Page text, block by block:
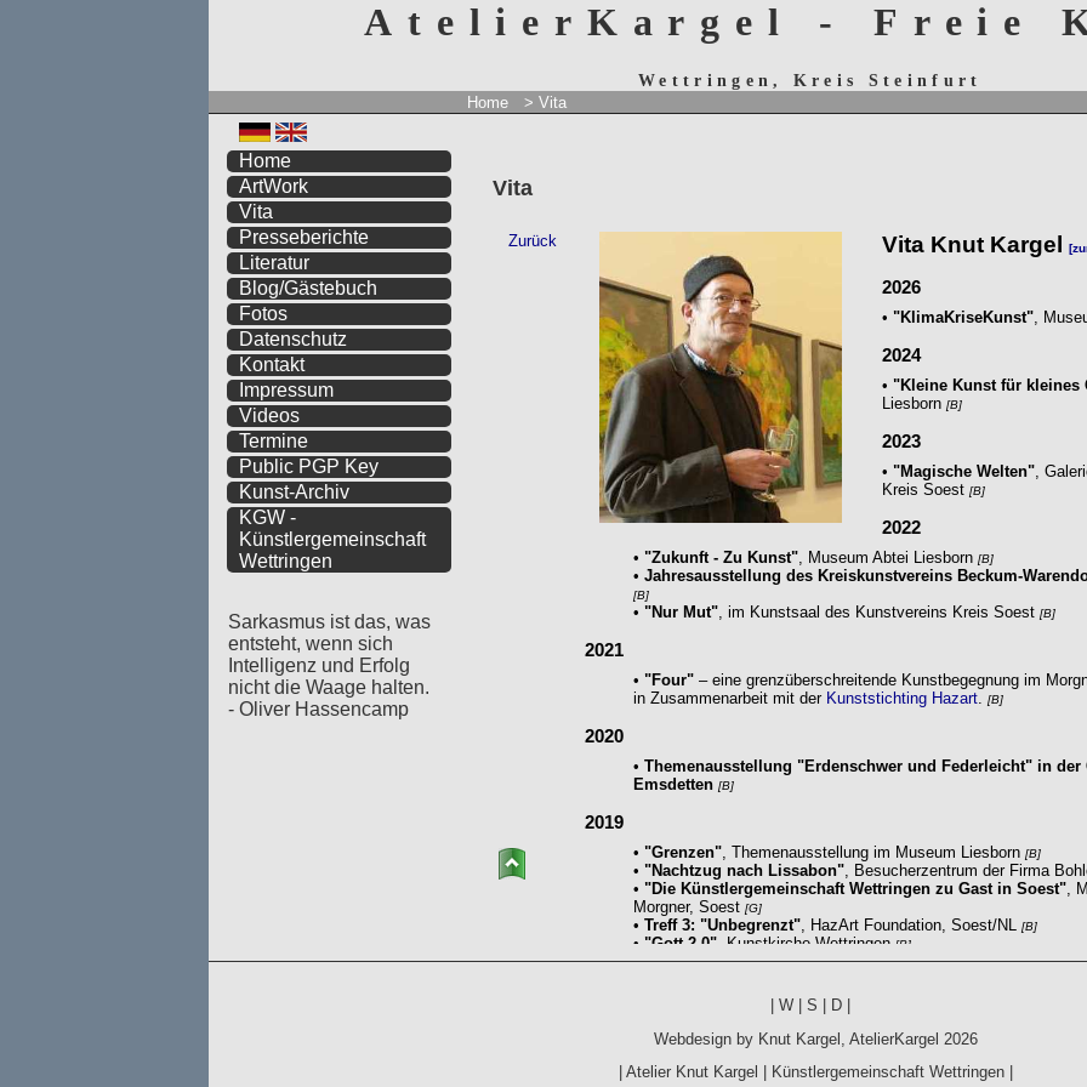
AtelierKargel - Freie
Wettringen, Kreis Steinfurt
Home > Vita
Vita
Home
ArtWork
Vita
Presseberichte
Literatur
Blog/Gästebuch
Fotos
Datenschutz
Kontakt
Impressum
Videos
Termine
Public PGP Key
Kunst-Archiv
KGW -
Künstlergemeinschaft
Wettringen
Sarkasmus ist das, was
entsteht, wenn sich
Intelligenz und Erfolg
nicht die Waage halten.
- Oliver Hassencamp
W S D
Webdesign by Knut Kargel AtelierKargel 2026
Atelier Knut Kargel Künstlergemeinschaft Wettringen|